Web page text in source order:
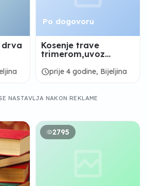
drva
Po dogovoru
Kosenje trave
trimerom,uvoz
drva itd
scheduleprije 4 godine, Bijeljina
NASTAVLJA NAKON REKLAME
2795